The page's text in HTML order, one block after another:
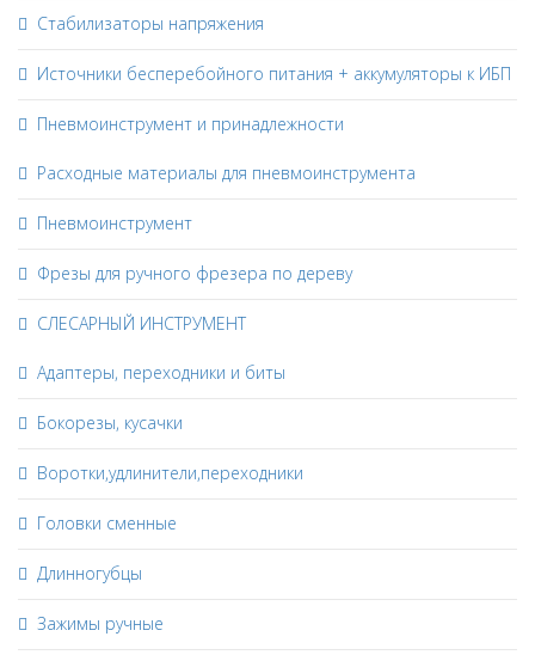
Стабилизаторы напряжения
Источники бесперебойного питания + аккумуляторы к ИБП
Пневмоинструмент и принадлежности
Расходные материалы для пневмоинструмента
Пневмоинструмент
Фрезы для ручного фрезера по дереву
СЛЕСАРНЫЙ ИНСТРУМЕНТ
Адаптеры, переходники и биты
Бокорезы, кусачки
Воротки,удлинители,переходники
Головки сменные
Длинногубцы
Зажимы ручные